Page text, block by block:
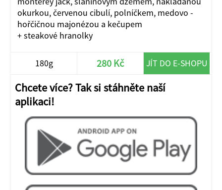
okurkou, červenou cibulí, polníčkem, medovo -
hořčičnou majonézou a kečupem
+ steakové hranolky
180g 280 Kč JÍT DO E-SHOPU
Chcete více? Tak si stáhněte naší
aplikaci!